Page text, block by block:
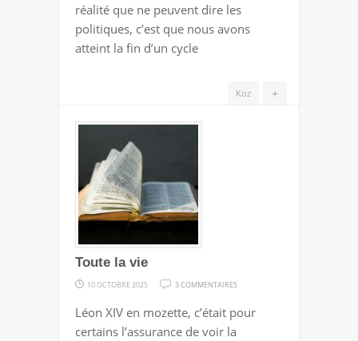
réalité que ne peuvent dire les
politiques, c’est que nous avons
atteint la fin d’un cycle
+
Koz
Toute la vie
10 OCTOBRE 2025 3 COMMENTAIRES
LA
Léon XIV en mozette, c’était pour
certains l’assurance de voir la